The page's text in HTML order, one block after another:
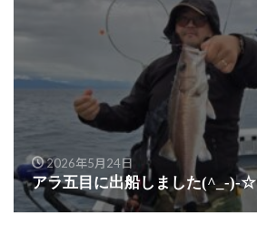
2026年5月24日
アラ五目に出船しました(^_-)-☆